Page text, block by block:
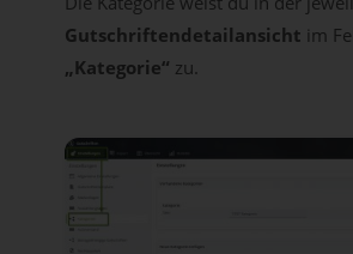
Gutschriftendetailansicht im
„Kategorie“ zu.